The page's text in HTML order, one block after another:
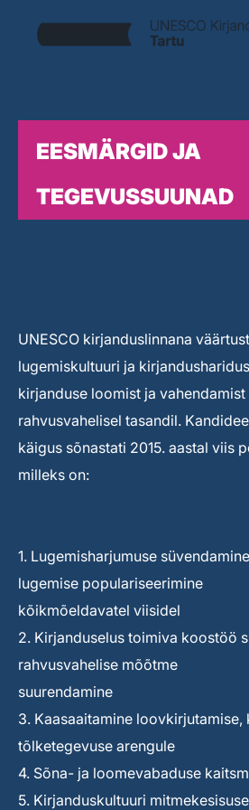
EESMÄRGID JA
TEGEVUSSUUNAD
UNESCO kirjanduslinnana
lugemiskultuuri ja
kirjanduse loomist ja
rahvusvahelisel tasandil.
käigus sõnastati 2015. aastal viis
milleks on:
1. Lugemisharjumuse
lugemise populariseerimine
kõikmõeldavatel viisidel
2. Kirjanduselus toimiva koostöö
rahvusvahelise mõõtme
suurendamine
3. Kaasaaitamine loovkirjutamise,
tõlketegevuse arengule
4. Sõna- ja loomevabaduse
5. Kirjanduskultuuri